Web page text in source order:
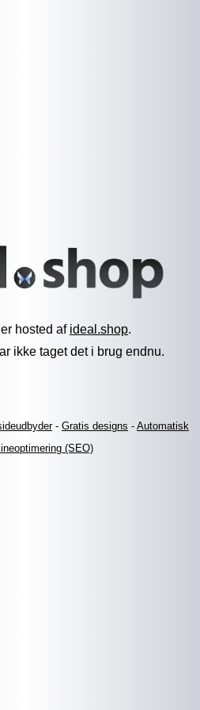
hosted af ideal.shop.
ikke taget det i brug endnu.
- Gratis designs - Automatisk
(SEO)